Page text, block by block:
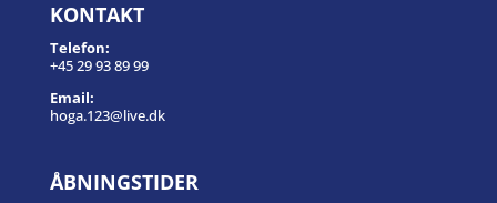
KONTAKT
Telefon:
+45 29 93 89 99
Email:
hoga.123@live.dk
ÅBNINGSTIDER